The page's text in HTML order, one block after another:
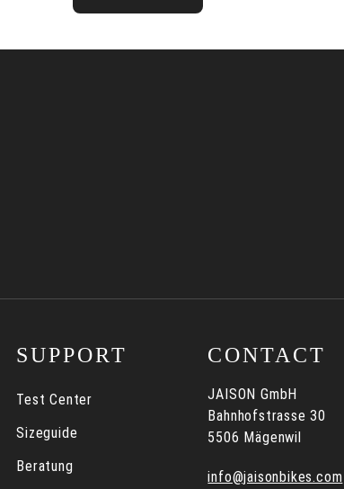
SUPPORT
Test Center
Sizeguide
Beratung
CONTACT
JAISON GmbH
Bahnhofstrasse 30
5506 Mägenwil
info@jaisonbikes.com